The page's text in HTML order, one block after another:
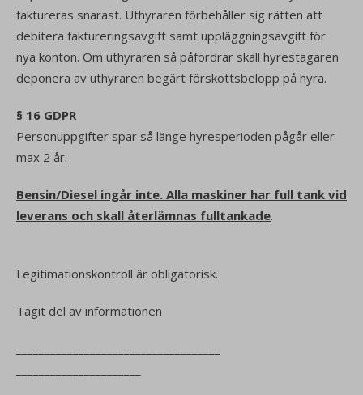
faktureras snarast. Uthyraren förbehåller sig rätten att
debitera faktureringsavgift samt uppläggningsavgift för
nya konton. Om uthyraren så påfordrar skall hyrestagaren
deponera av uthyraren begärt förskottsbelopp på hyra.
§ 16 GDPR
Personuppgifter spar så länge hyresperioden pågår eller
max 2 år.
Bensin/Diesel ingår inte. Alla maskiner har full tank vid
leverans och skall återlämnas fulltankade.
Legitimationskontroll är obligatorisk.
Tagit del av informationen